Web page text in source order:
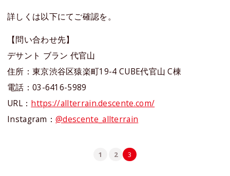
詳しくは以下にてご確認を。
【問い合わせ先】
デサント ブラン 代官山
住所：東京渋谷区猿楽町19-4 CUBE代官山 C棟
電話：03-6416-5989
URL： https://allterrain.descente.com/
Instagram：@descente_allterrain
1 2 3